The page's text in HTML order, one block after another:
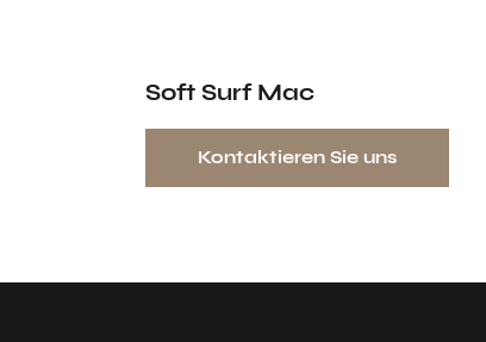
Soft Surf Mac
Kontaktieren Sie uns